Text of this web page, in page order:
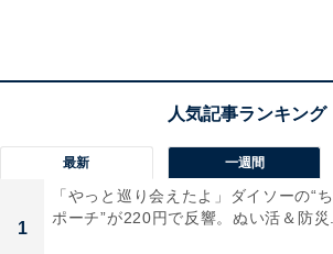
最新 一週間
1
「やっと巡り会えたよ」ダイソーの“
ポーチ”が220円で反響。ぬい活＆防災